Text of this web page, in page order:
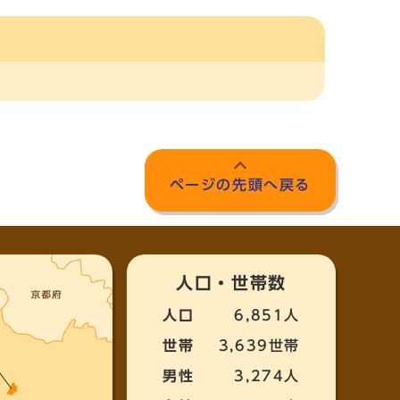
ページの先頭へ戻る
人口・世帯数
人口 6,851人
世帯 3,639世帯
男性 3,274人